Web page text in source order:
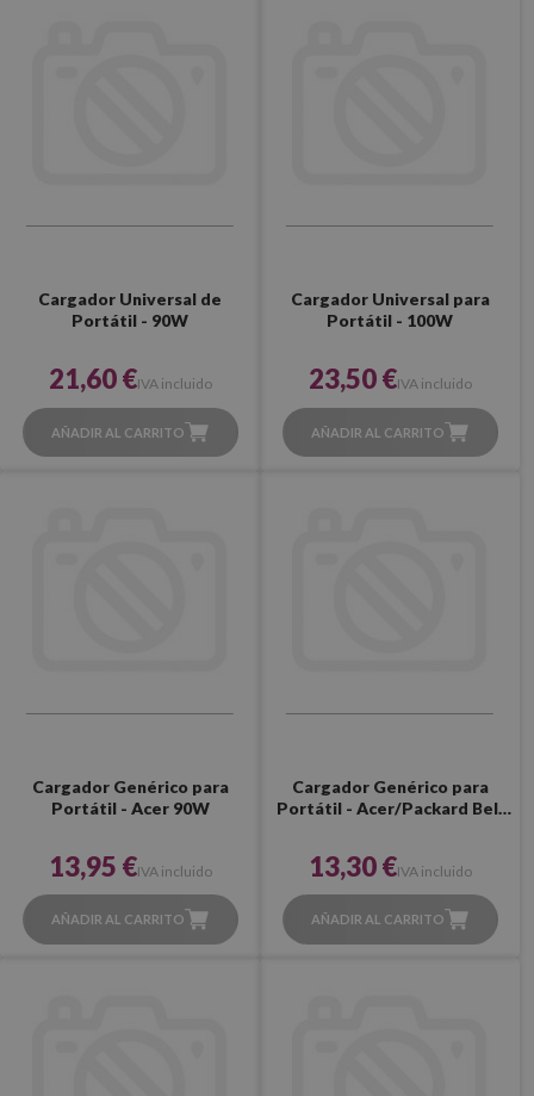
Cargador Universal de
Portátil - 90W
21,60 €IVA incluido
AÑADIR AL CARRITO
Cargador Universal para
Portátil - 100W
23,50 €IVA incluido
AÑADIR AL CARRITO
Cargador Genérico para
Portátil - Acer 90W
13,95 €IVA incluido
AÑADIR AL CARRITO
Cargador Genérico para
Portátil - Acer/Packard Bell
13,30 €IVA incluido
AÑADIR AL CARRITO